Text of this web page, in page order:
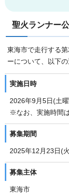
聖火ランナー
東海市で走行する
ーについて、以下
実施日時
2026年9月5日(土
※なお、実施時間
募集期間
2025年12月23日(
募集主体
東海市